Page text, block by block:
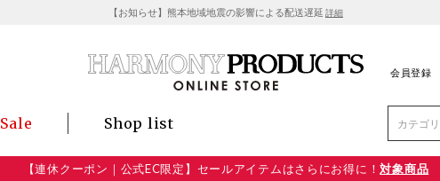
【お知らせ】熊本地域地震の影響による配送遅延 詳細
会員登録
Sale Shop list
【連休クーポン｜公式EC限定】セールアイテムはさらにお得に！対象商品